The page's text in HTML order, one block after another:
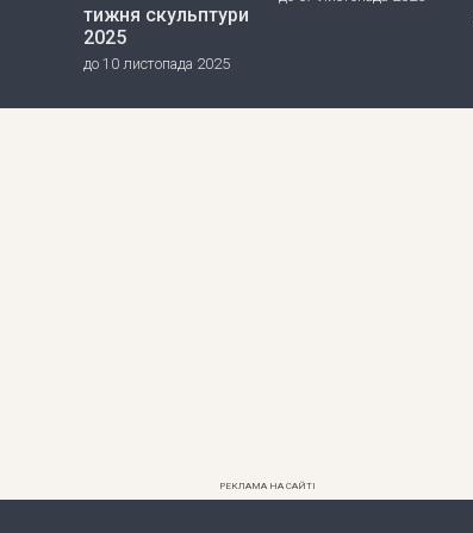
тижня скульптури
2025
до 10 листопада 2025
РЕКЛАМА НА САЙТІ